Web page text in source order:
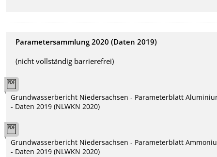
Parametersammlung 2020 (Daten 2019)
(nicht vollständig barrierefrei)
Grundwasserbericht Niedersachsen - Parameterblatt
- Daten 2019 (NLWKN 2020)
Grundwasserbericht Niedersachsen - Parameterblatt
- Daten 2019 (NLWKN 2020)